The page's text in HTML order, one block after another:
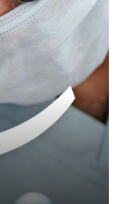
CUPONES
SUSCRÍBASE